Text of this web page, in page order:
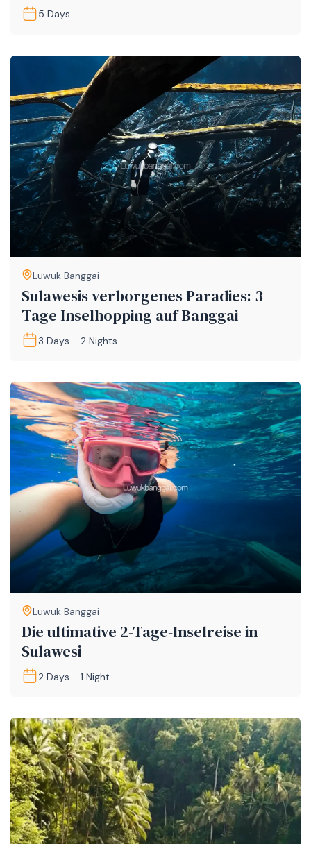
5 Days
Luwuk Banggai
Sulawesis verborgenes Paradies: 3
Tage Inselhopping auf Banggai
3 Days - 2 Nights
Luwuk Banggai
Die ultimative 2-Tage-Inselreise in
Sulawesi
2 Days - 1 Night